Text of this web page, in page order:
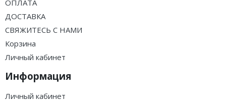
ОПЛАТА
ДОСТАВКА
СВЯЖИТЕСЬ С НАМИ
Корзина
Личный кабинет
Информация
Личный кабинет